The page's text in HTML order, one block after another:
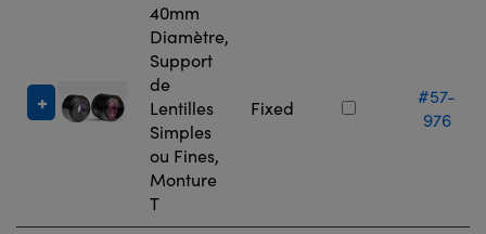
40mm
Diamètre,
Support
de
Lentilles
Simples
ou Fines,
Monture
T
Fixed
#57-
976